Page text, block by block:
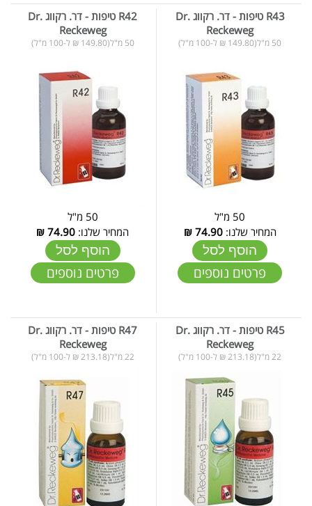
R43 טיפות - דר. רקווג Dr.
Reckeweg
50 מ"ל(149.80 ₪ ל-100 מ"ל)
50 מ"ל
המחיר שלנו:74.90
₪
הוסף לסל
פרטים נוספים
R42 טיפות - דר. רקווג Dr.
Reckeweg
50 מ"ל(149.80 ₪ ל-100 מ"ל)
50 מ"ל
המחיר שלנו: 74.90
₪
הוסף לסל
פרטים נוספים
R45 טיפות - דר. רקווג Dr.
Reckeweg
22 מ"ל(213.18 ₪ ל-100 מ"ל)
R47 טיפות - דר. רקווג Dr.
Reckeweg
22 מ"ל(213.18 ₪ ל-100 מ"ל)